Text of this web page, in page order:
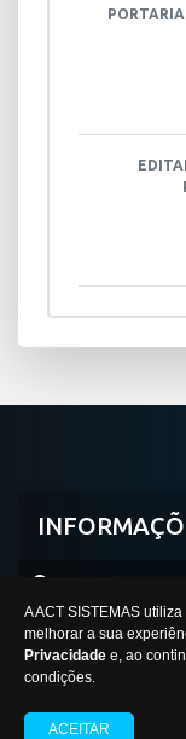
A ACT SISTEMAS
melhorar a sua
Privacidade e, ao
condições.
ACEITAR
Belo